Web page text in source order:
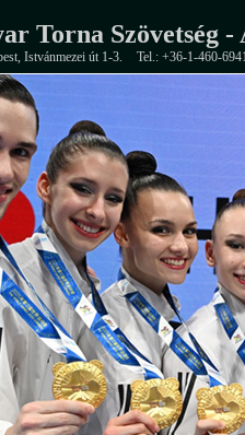
Torna Szövetség -
Istvánmezei út 1-3. Tel.: +36-1-460-